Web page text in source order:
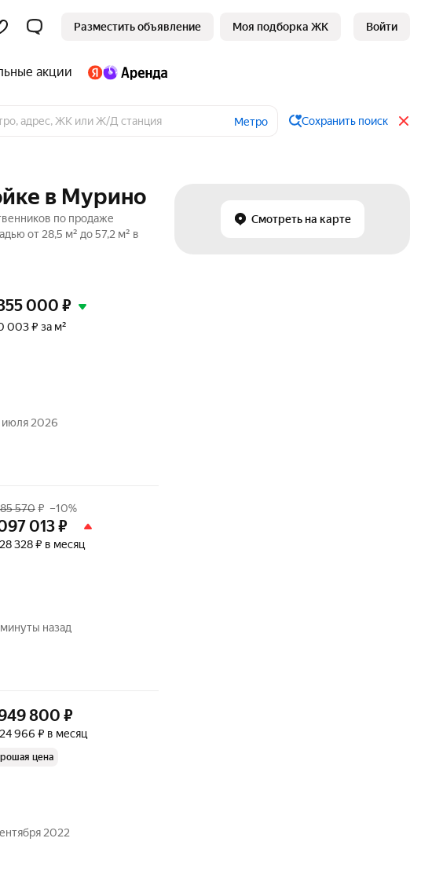
Разместить объявление Моя подборка ЖК Войти
акции
Метро Сохранить поиск
Смотреть на карте
в Мурино
по продаже
от 28,5 м² до 57,2 м² в
000 ₽
003 ₽ за м²
2026
570₽ –10%
013₽
328 ₽ в месяц
назад
800 ₽
966 ₽ в месяц
цена
2022